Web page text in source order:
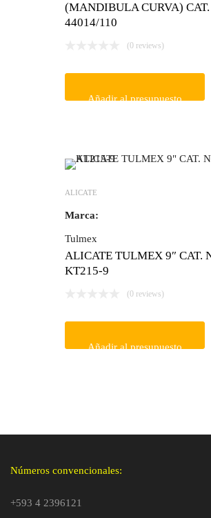
(MANDIBULA CURVA) CAT.
44014/110
(0 reviews)
Añadir al presupuesto
ALICATE
Marca:
Tulmex
ALICATE TULMEX 9″ CAT.
KT215-9
(0 reviews)
Añadir al presupuesto
Números convencionales:
+593 4 2396121